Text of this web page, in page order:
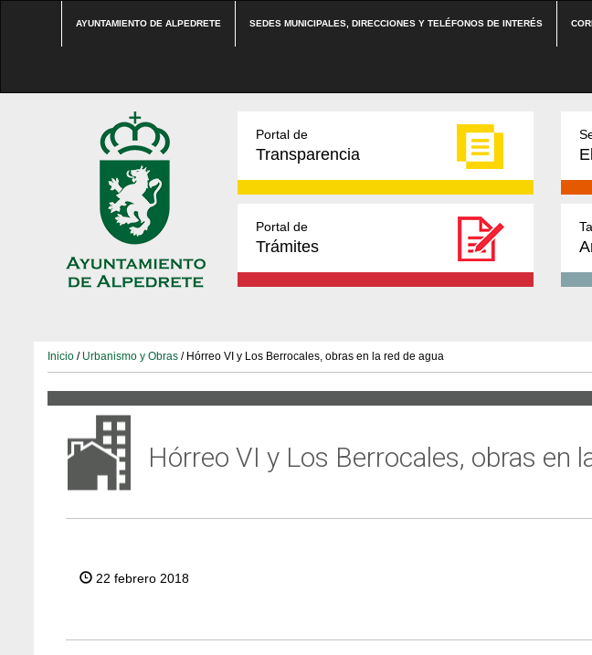
AYUNTAMIENTO DE ALPEDRETE SEDES MUNICIPALES, DIRECCIONES Y TELÉFONOS DE INTERÉS
Portal de
Transparencia
Portal de
Trámites
Inicio / Urbanismo y Obras / Hórreo VI y Los Berrocales, obras en la red de agua
Hórreo VI y Los Berrocales, obras en
22 febrero 2018